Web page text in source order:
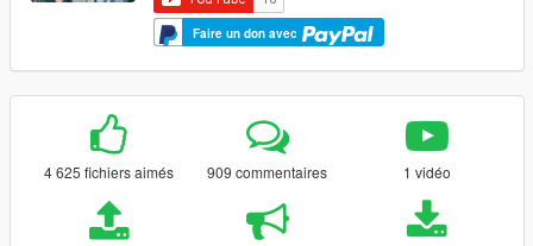
Faire un don avec
4 625 fichiers aimés 909 commentaires 1 vidéo